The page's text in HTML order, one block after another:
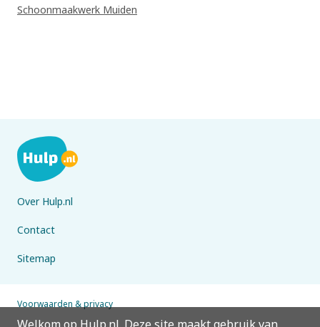
Schoonmaakwerk Muiden
Over Hulp.nl
Contact
Sitemap
Voorwaarden & privacy